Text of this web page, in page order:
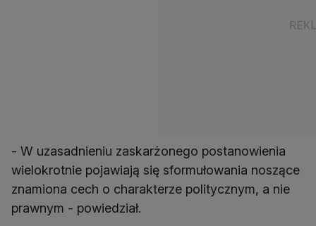
- W uzasadnieniu zaskarżonego postanowienia
wielokrotnie pojawiają się sformułowania noszące
znamiona cech o charakterze politycznym, a nie
prawnym - powiedział.